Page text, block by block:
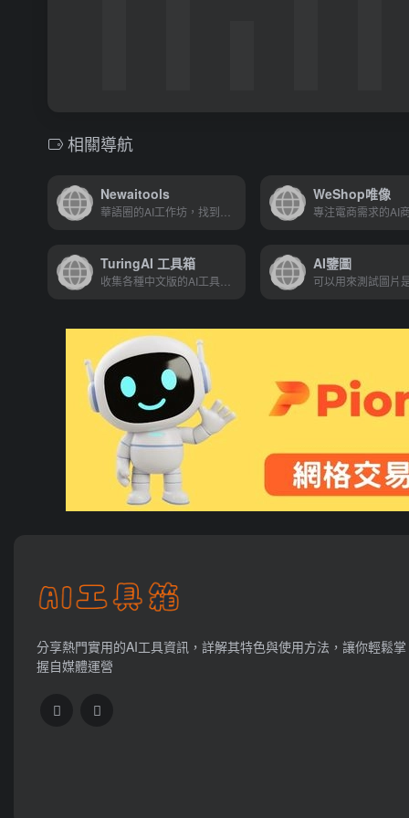
相關導航
Newaitools WeShop唯像
TuringAI 工具箱 AI鑒圖
分享熱門實用的AI工具資訊，詳解其特色與使用方法，讓你輕鬆掌
握自媒體運營